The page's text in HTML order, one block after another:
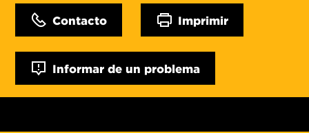
Contacto Imprimir
Informar de un problema